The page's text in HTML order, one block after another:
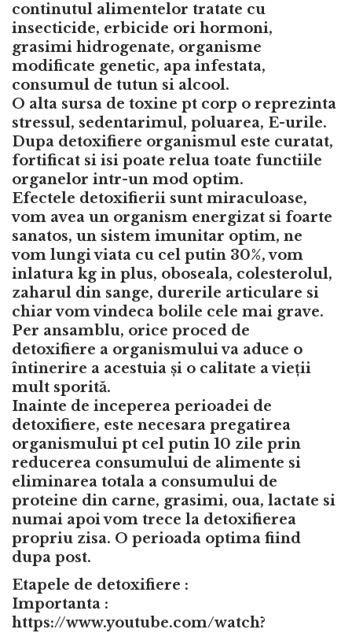
continutul alimentelor tratate cu
insecticide, erbicide ori hormoni,
grasimi hidrogenate, organisme
modificate genetic, apa infestata,
consumul de tutun si alcool.
O alta sursa de toxine pt corp o reprezinta
stressul, sedentarimul, poluarea, E-urile.
Dupa detoxifiere organismul este curatat,
fortificat si isi poate relua toate functiile
organelor intr-un mod optim.
Efectele detoxifierii sunt miraculoase,
vom avea un organism energizat si foarte
sanatos, un sistem imunitar optim, ne
vom lungi viata cu cel putin 30%, vom
inlatura kg in plus, oboseala, colesterolul,
zaharul din sange, durerile articulare si
chiar vom vindeca bolile cele mai grave.
Per ansamblu, orice proced de
detoxifiere a organismului va aduce o
întinerire a acestuia și o calitate a vieții
mult sporită.
Inainte de inceperea perioadei de
detoxifiere, este necesara pregatirea
organismului pt cel putin 10 zile prin
reducerea consumului de alimente si
eliminarea totala a consumului de
proteine din carne, grasimi, oua, lactate si
numai apoi vom trece la detoxifierea
propriu zisa. O perioada optima fiind
dupa post.
Etapele de detoxifiere :
Importanta :
https://www.youtube.com/watch?